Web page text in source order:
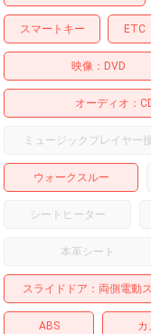
スマートキー ETC
映像 DVD
オーディオ
ミュージックプレイヤー
ウォークスルー
シートヒーター
本革シート
スライドドア 両側電動
ABS カ